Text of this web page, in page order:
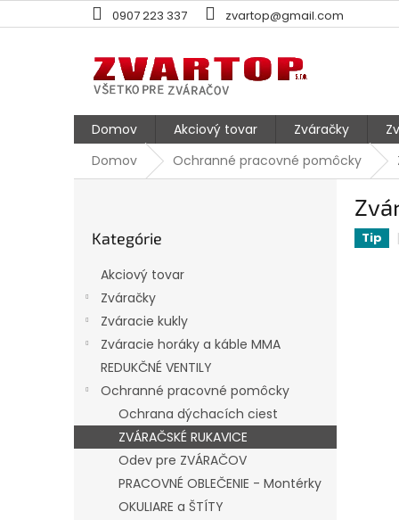
na
0907 223 337 zvartop@gmail.com
Domov Akciový tovar Zváračky
Domov
Ochranné pracovné pomôcky
kategórie
Kategórie
Akciový tovar
Zváračky
Zváracie kukly
Zváracie horáky a káble MMA
REDUKČNÉ VENTILY
Ochranné pracovné pomôcky
Ochrana dýchacích ciest
ZVÁRAČSKÉ RUKAVICE
Odev pre ZVÁRAČOV
PRACOVNÉ OBLEČENIE - Montérky
OKULIARE a ŠTÍTY
Tip